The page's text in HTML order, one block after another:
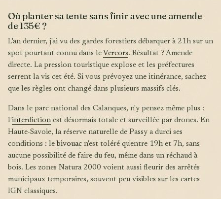
Où planter sa tente sans finir avec une amende
de 135€ ?
L'an dernier, j'ai vu des gardes forestiers débarquer à 21h sur un
spot pourtant connu dans le Vercors. Résultat ? Amende
directe. La pression touristique explose et les préfectures
serrent la vis cet été. Si vous prévoyez une itinérance, sachez
que les règles ont changé dans plusieurs massifs clés.
Dans le parc national des Calanques, n'y pensez même plus :
l'interdictionest désormais totale et surveillée par drones. En
Haute-Savoie, la réserve naturelle de Passy a durci ses
conditions : le bivouac n'est toléré qu'entre 19h et 7h, sans
aucune possibilité de faire du feu, même dans un réchaud à
bois. Les zones Natura 2000 voient aussi fleurir des arrêtés
municipaux temporaires, souvent peu visibles sur les cartes
IGN classiques.